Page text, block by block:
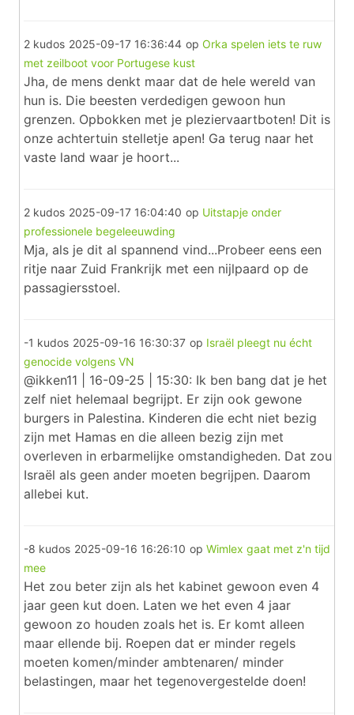
2 kudos 2025-09-17 16:36:44 op Orka spelen iets te ruw
met zeilboot voor Portugese kust
Jha, de mens denkt maar dat de hele wereld van
hun is. Die beesten verdedigen gewoon hun
grenzen. Opbokken met je pleziervaartboten! Dit is
onze achtertuin stelletje apen! Ga terug naar het
vaste land waar je hoort...
2 kudos 2025-09-17 16:04:40 op Uitstapje onder
professionele begeleeuwding
Mja, als je dit al spannend vind...Probeer eens een
ritje naar Zuid Frankrijk met een nijlpaard op de
passagiersstoel.
-1 kudos 2025-09-16 16:30:37 op Israël pleegt nu écht
genocide volgens VN
@ikken11 | 16-09-25 | 15:30: Ik ben bang dat je het
zelf niet helemaal begrijpt. Er zijn ook gewone
burgers in Palestina. Kinderen die echt niet bezig
zijn met Hamas en die alleen bezig zijn met
overleven in erbarmelijke omstandigheden. Dat zou
Israël als geen ander moeten begrijpen. Daarom
allebei kut.
-8 kudos 2025-09-16 16:26:10 op Wimlex gaat met z'n tijd
mee
Het zou beter zijn als het kabinet gewoon even 4
jaar geen kut doen. Laten we het even 4 jaar
gewoon zo houden zoals het is. Er komt alleen
maar ellende bij. Roepen dat er minder regels
moeten komen/minder ambtenaren/ minder
belastingen, maar het tegenovergestelde doen!